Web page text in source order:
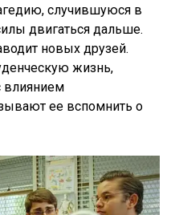
случившуюся в
двигаться дальше.
новых друзей.
жизнь,
влиянием
ее вспомнить о